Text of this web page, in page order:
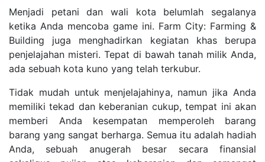
Menjadi petani dan wali kota belumlah segalanya
ketika Anda mencoba game ini. Farm City: Farming &
Building juga menghadirkan kegiatan khas berupa
penjelajahan misteri. Tepat di bawah tanah milik Anda,
ada sebuah kota kuno yang telah terkubur.
Tidak mudah untuk menjelajahinya, namun jika Anda
memiliki tekad dan keberanian cukup, tempat ini akan
memberi Anda kesempatan memperoleh barang
barang yang sangat berharga. Semua itu adalah hadiah
Anda, sebuah anugerah besar secara finansial